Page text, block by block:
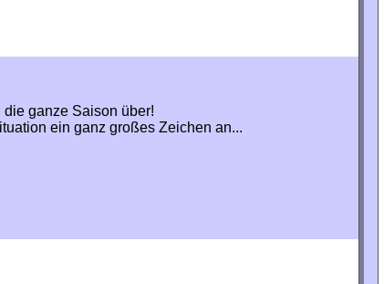
ganze Saison über!
ein ganz großes Zeichen an...